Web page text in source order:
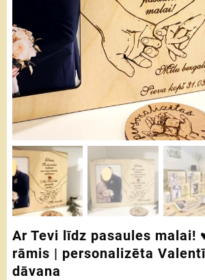
Ar Tevi līdz pasaules malai!
rāmis | personalizēta
dāvana